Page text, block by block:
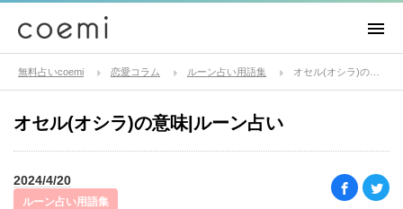
無料占いcoemi 恋愛コラム ルーン占い用語集
オセル(オシラ)の意味|ルーン占い
2024/4/20
ルーン占い用語集